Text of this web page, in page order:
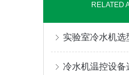
RELATED
实验室冷水机
冷水机温控设